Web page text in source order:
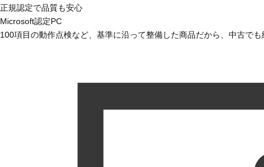
正規認定で品質も安心
Microsoft認定PC
100項目の動作点検など、基準に沿って整備した商品だから、中古で